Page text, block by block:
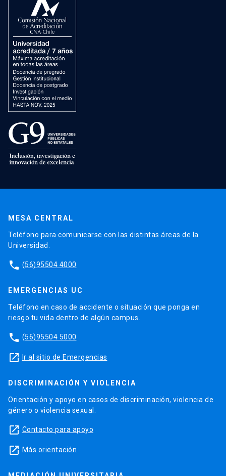
MESA CENTRAL
Teléfono para comunicarse con las distintas áreas de la
Universidad.
phone (56)95504 4000
EMERGENCIAS UC
Teléfono en caso de accidente o situación que ponga en
riesgo tu vida dentro de algún campus.
phone (56)95504 5000
launch Ir al sitio de Emergencias
DISCRIMINACIÓN Y VIOLENCIA
Orientación y apoyo en casos de discriminación, violencia de
género o violencia sexual.
launch Contacto para apoyo
launch Más orientación